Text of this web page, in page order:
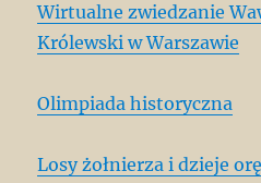
Wirtualne zwiedzanie
Królewski w Warszawie
Olimpiada historyczna
Losy żołnierza i dzieje